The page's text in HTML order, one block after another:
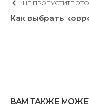
НЕ ПРОПУСТИТЕ ЭТО
Как выбрать
ВАМ ТАКЖЕ